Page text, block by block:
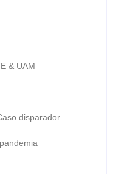
& UAM
disparador